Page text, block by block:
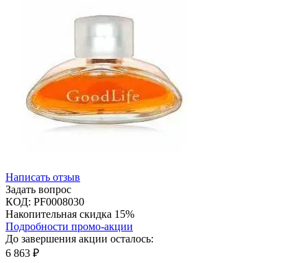
Написать отзыв
Задать вопрос
КОД: PF0008030
Накопительная скидка 15%
Подробности промо-акции
До завершения акции осталось:
6 863 ₽